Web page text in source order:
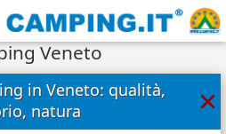
Veneto
in Veneto: qualità,
natura
×